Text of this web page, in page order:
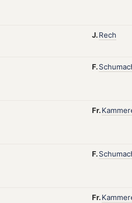
J.Rech
F.
Fr.
F.
Fr.